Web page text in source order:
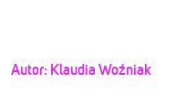
Autor: Klaudia Woźniak